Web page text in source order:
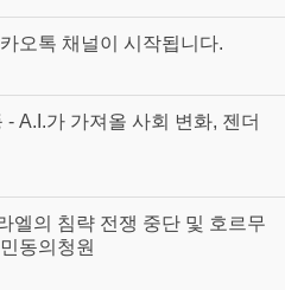
오톡 채널이 시작됩니다.
A.I.가 가져올 사회 변화, 젠더
엘의 침략 전쟁 중단 및 호르무
동의청원